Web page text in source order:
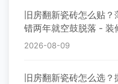
旧房翻新瓷砖怎么贴
错两年就空鼓脱落 - 装
2026-08-09
旧房翻新瓷砖怎么选